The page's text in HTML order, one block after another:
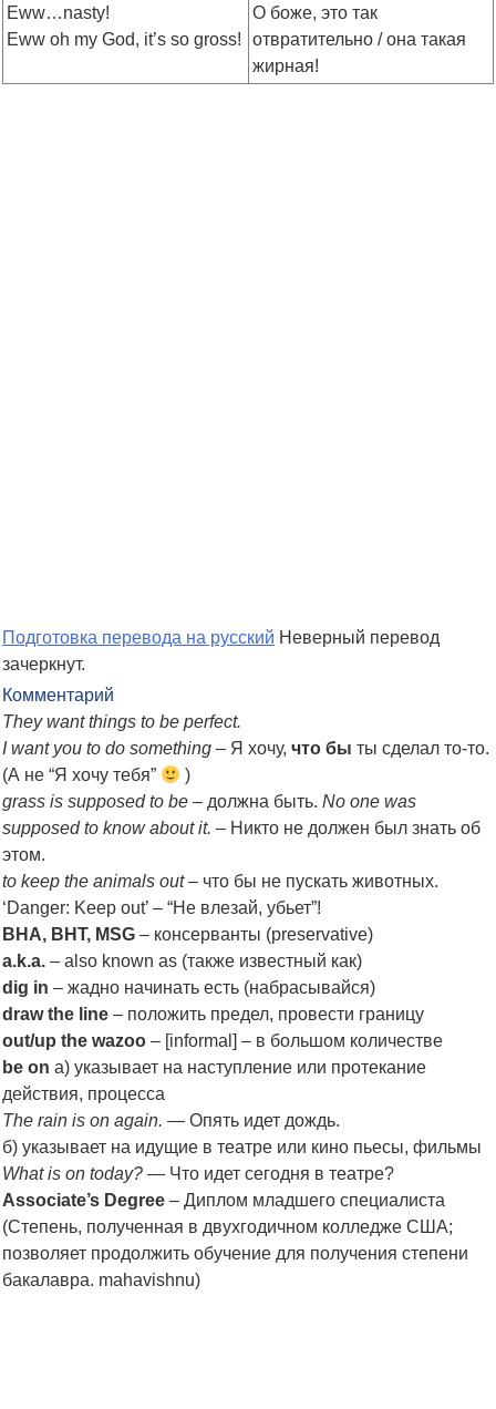
Eww…nasty!
Eww oh my God, it’s so gross!
О боже, это так
отвратительно / она такая
жирная!
Подготовка перевода на русский Неверный перевод
зачеркнут.
Комментарий
They want things to be perfect.
I want you to do something – Я хочу, что бы ты сделал то-то.
(А не “Я хочу тебя”
)
grass is supposed to be – должна быть. No one was
supposed to know about it. – Никто не должен был знать об
этом.
to keep the animals out– что бы не пускать животных.
‘Danger: Keep out’ – “Не влезай, убьет”!
BHA, BHT, MSG – консерванты (preservative)
a.k.a. – also known as (также известный как)
dig in – жадно начинать есть (набрасывайся)
draw the line – положить предел, провести границу
out/up the wazoo – [informal] – в большом количестве
be on а) указывает на наступление или протекание
действия, процесса
The rain is on again. — Опять идет дождь.
б) указывает на идущие в театре или кино пьесы, фильмы
What is on today? — Что идет сегодня в театре?
Associate’s Degree – Диплом младшего специалиста
(Степень, полученная в двухгодичном колледже США;
позволяет продолжить обучение для получения степени
бакалавра. mahavishnu)